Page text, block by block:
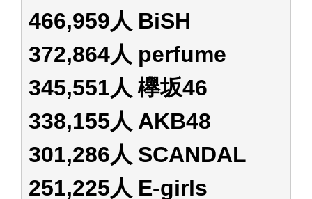
466,959人 BiSH
372,864人 perfume
345,551人 欅坂46
338,155人 AKB48
301,286人 SCANDAL
251,225人 E-girls